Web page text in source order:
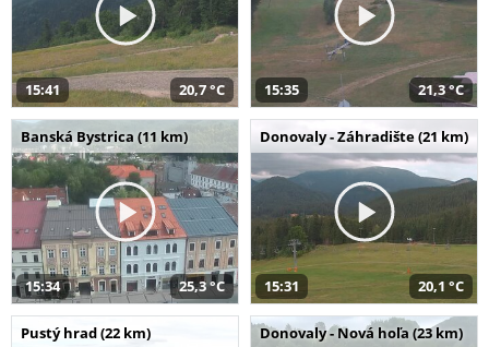
15:41 20,7 °C 15:35 21,3 °C
Banská Bystrica (11 km)
15:34 25,3 °C
Donovaly - Záhradište (21 km)
15:31 20,1 °C
Pustý hrad (22 km) Donovaly - Nová hoľa (23 km)